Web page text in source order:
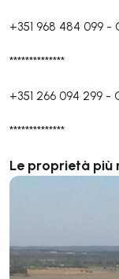
+351 968 484 099 -
**************
+351 266 094 299 -
**************
Le proprietà più